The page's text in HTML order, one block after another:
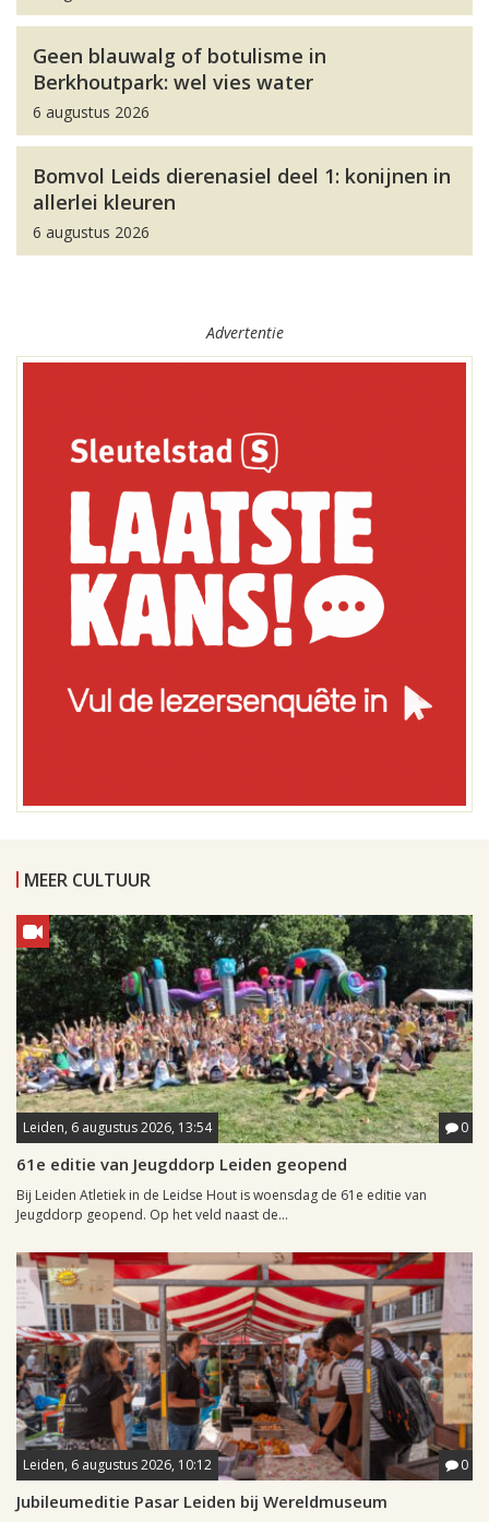
Geen blauwalg of botulisme in
Berkhoutpark: wel vies water
6 augustus 2026
Bomvol Leids dierenasiel deel 1: konijnen in
allerlei kleuren
6 augustus 2026
Advertentie
MEER CULTUUR
Leiden, 6 augustus 2026, 13:54 0
61e editie van Jeugddorp Leiden geopend
Bij Leiden Atletiek in de Leidse Hout is woensdag de 61e editie van
Jeugddorp geopend. Op het veld naast de...
Leiden, 6 augustus 2026, 10:12 0
Jubileumeditie Pasar Leiden bij Wereldmuseum